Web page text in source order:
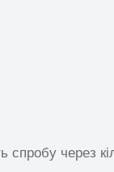
спробу через